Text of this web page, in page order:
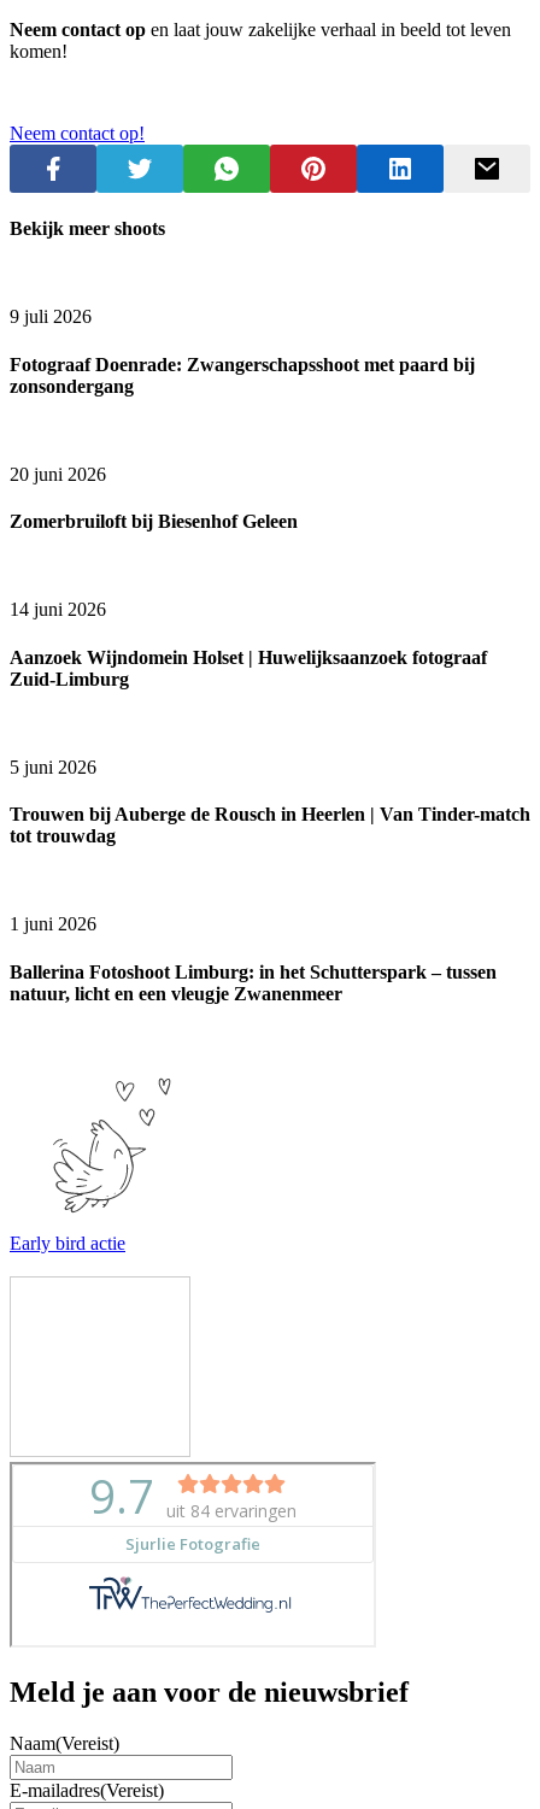
Neem contact op en laat jouw zakelijke verhaal in beeld tot leven
komen!
Neem contact op!
Bekijk meer shoots
9 juli 2026
Fotograaf Doenrade: Zwangerschapsshoot met paard bij
zonsondergang
20 juni 2026
Zomerbruiloft bij Biesenhof Geleen
14 juni 2026
Aanzoek Wijndomein Holset | Huwelijksaanzoek fotograaf
Zuid-Limburg
5 juni 2026
Trouwen bij Auberge de Rousch in Heerlen | Van Tinder-match
tot trouwdag
1 juni 2026
Ballerina Fotoshoot Limburg: in het Schutterspark – tussen
natuur, licht en een vleugje Zwanenmeer
Early bird actie
Meld je aan voor de nieuwsbrief
Naam(Vereist)
E-mailadres(Vereist)